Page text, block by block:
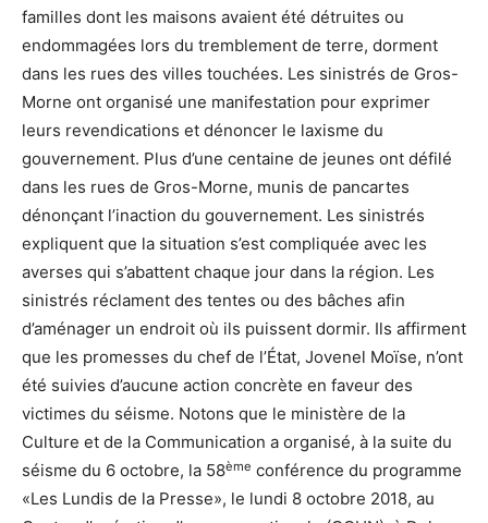
familles dont les maisons avaient été détruites ou
endommagées lors du tremblement de terre, dorment
dans les rues des villes touchées. Les sinistrés de Gros-
Morne ont organisé une manifestation pour exprimer
leurs revendications et dénoncer le laxisme du
gouvernement. Plus d’une centaine de jeunes ont défilé
dans les rues de Gros-Morne, munis de pancartes
dénonçant l’inaction du gouvernement. Les sinistrés
expliquent que la situation s’est compliquée avec les
averses qui s’abattent chaque jour dans la région. Les
sinistrés réclament des tentes ou des bâches afin
d’aménager un endroit où ils puissent dormir. Ils affirment
que les promesses du chef de l’État, Jovenel Moïse, n’ont
été suivies d’aucune action concrète en faveur des
victimes du séisme. Notons que le ministère de la
Culture et de la Communication a organisé, à la suite du
séisme du 6 octobre, la 58ème conférence du programme
«Les Lundis de la Presse», le lundi 8 octobre 2018, au